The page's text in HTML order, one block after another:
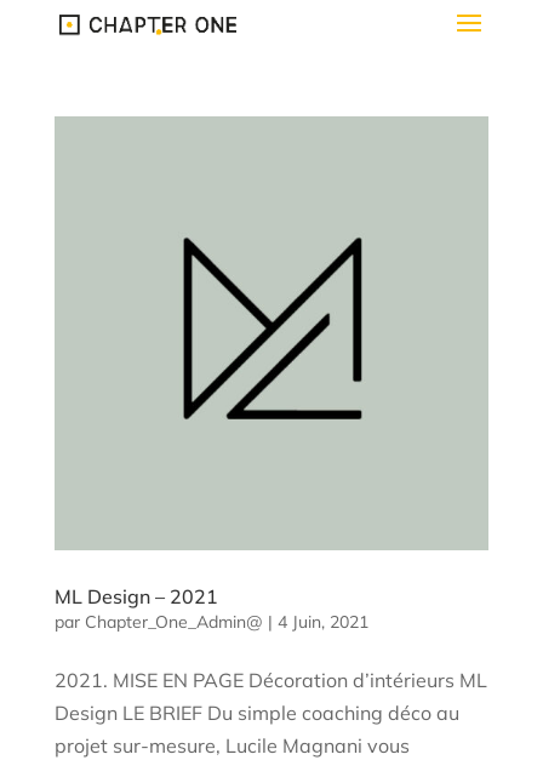
ML Design – 2021
par Chapter_One_Admin@ | 4 Juin, 2021
2021. MISE EN PAGE Décoration d’intérieurs ML
Design LE BRIEF Du simple coaching déco au
projet sur-mesure, Lucile Magnani vous